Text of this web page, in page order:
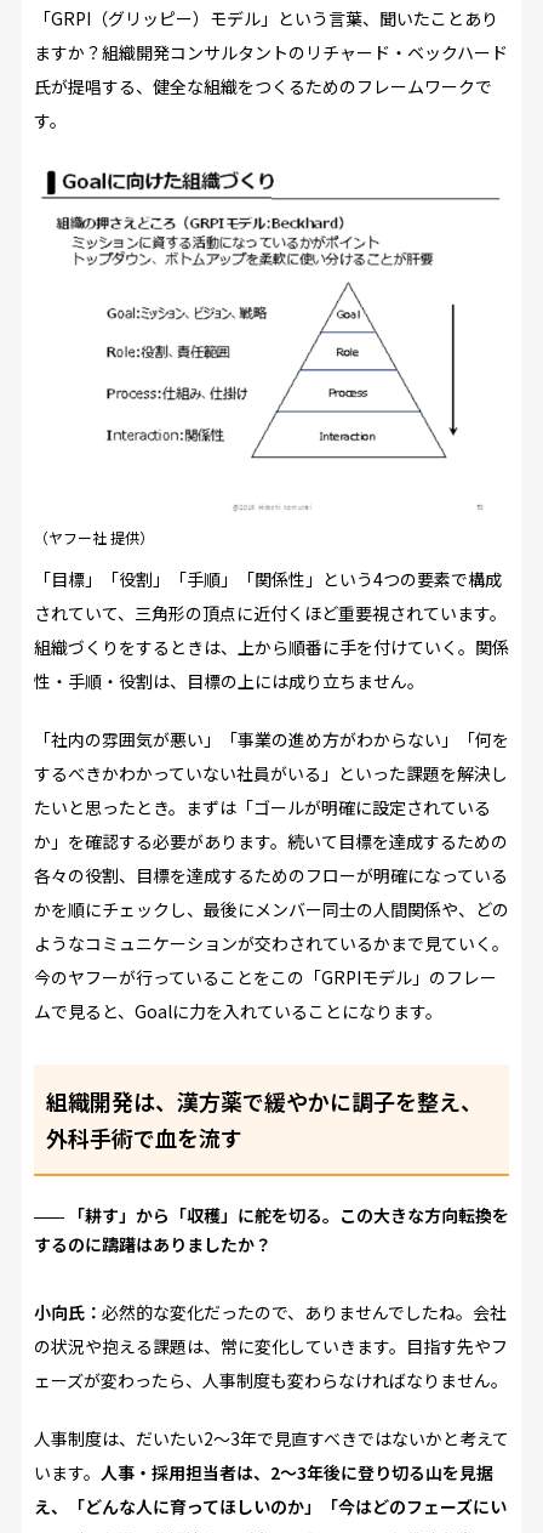
「GRPI（グリッピー）モデル」という言葉、聞いたことあり
ますか？組織開発コンサルタントのリチャード・ベックハード
氏が提唱する、健全な組織をつくるためのフレームワークで
す。
（ヤフー社 提供）
「目標」「役割」「手順」「関係性」という4つの要素で構成
されていて、三角形の頂点に近付くほど重要視されています。
組織づくりをするときは、上から順番に手を付けていく。関係
性・手順・役割は、目標の上には成り立ちません。
「社内の雰囲気が悪い」「事業の進め方がわからない」「何を
するべきかわかっていない社員がいる」といった課題を解決し
たいと思ったとき。まずは「ゴールが明確に設定されている
か」を確認する必要があります。続いて目標を達成するための
各々の役割、目標を達成するためのフローが明確になっている
かを順にチェックし、最後にメンバー同士の人間関係や、どの
ようなコミュニケーションが交わされているかまで見ていく。
今のヤフーが行っていることをこの「GRPIモデル」のフレー
ムで見ると、Goalに力を入れていることになります。
組織開発は、漢方薬で緩やかに調子を整え、
外科手術で血を流す
「耕す」から「収穫」に舵を切る。この大きな方向転換を
するのに躊躇はありましたか？
小向氏： 必然的な変化だったので、ありませんでしたね。会社
の状況や抱える課題は、常に変化していきます。目指す先やフ
ェーズが変わったら、人事制度も変わらなければなりません。
人事制度は、だいたい2～3年で見直すべきではないかと考えて
います。 人事・採用担当者は、2～3年後に登り切る山を見据
え、「どんな人に育ってほしいのか」「今はどのフェーズにい